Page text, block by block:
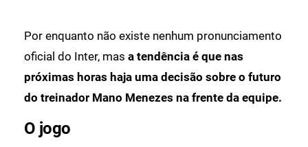
Por enquanto não existe nenhum pronunciamento
oficial do Inter, mas a tendência é que nas
próximas horas haja uma decisão sobre o futuro
do treinador Mano Menezes na frente da equipe.
O jogo